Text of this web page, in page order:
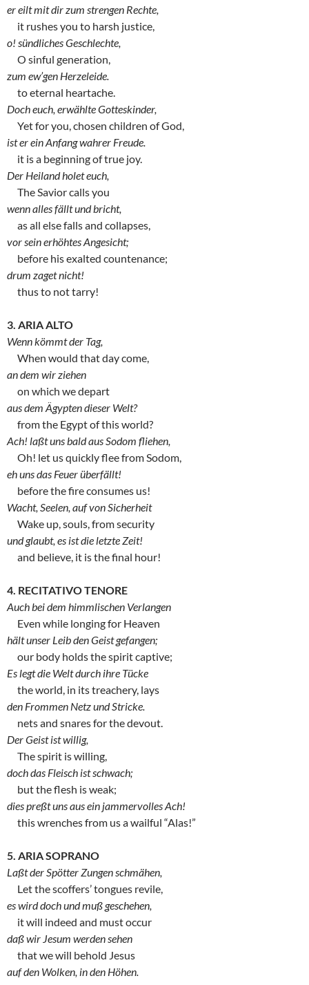
er eilt mit dir zum strengen Rechte,
it rushes you to harsh justice,
o! sündliches Geschlechte,
O sinful generation,
zum ew’gen Herzeleide.
to eternal heartache.
Doch euch, erwählte Gotteskinder,
Yet for you, chosen children of God,
ist er ein Anfang wahrer Freude.
it is a beginning of true joy.
Der Heiland holet euch,
The Savior calls you
wenn alles fällt und bricht,
as all else falls and collapses,
vor sein erhöhtes Angesicht;
before his exalted countenance;
drum zaget nicht!
thus to not tarry!
3. ARIA ALTO
Wenn kömmt der Tag,
When would that day come,
an dem wir ziehen
on which we depart
aus dem Ägypten dieser Welt?
from the Egypt of this world?
Ach! laßt uns bald aus Sodom fliehen,
Oh! let us quickly flee from Sodom,
eh uns das Feuer überfällt!
before the fire consumes us!
Wacht, Seelen, auf von Sicherheit
Wake up, souls, from security
und glaubt, es ist die letzte Zeit!
and believe, it is the final hour!
4. RECITATIVO TENORE
Auch bei dem himmlischen Verlangen
Even while longing for Heaven
hält unser Leib den Geist gefangen;
our body holds the spirit captive;
Es legt die Welt durch ihre Tücke
the world, in its treachery, lays
den Frommen Netz und Stricke.
nets and snares for the devout.
Der Geist ist willig,
The spirit is willing,
doch das Fleisch ist schwach;
but the flesh is weak;
dies preßt uns aus ein jammervolles Ach!
this wrenches from us a wailful “Alas!”
5. ARIA SOPRANO
Laßt der Spötter Zungen schmähen,
Let the scoffers’ tongues revile,
es wird doch und muß geschehen,
it will indeed and must occur
daß wir Jesum werden sehen
that we will behold Jesus
auf den Wolken, in den Höhen.